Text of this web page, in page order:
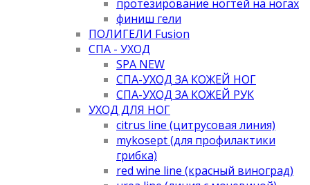
протезирование ногтей на ногах
финиш гели
ПОЛИГЕЛИ Fusion
СПА - УХОД
SPA NEW
СПА-УХОД ЗА КОЖЕЙ НОГ
СПА-УХОД ЗА КОЖЕЙ РУК
УХОД ДЛЯ НОГ
citrus line (цитрусовая линия)
mykosept (для профилактики
грибка)
red wine line (красный виноград)